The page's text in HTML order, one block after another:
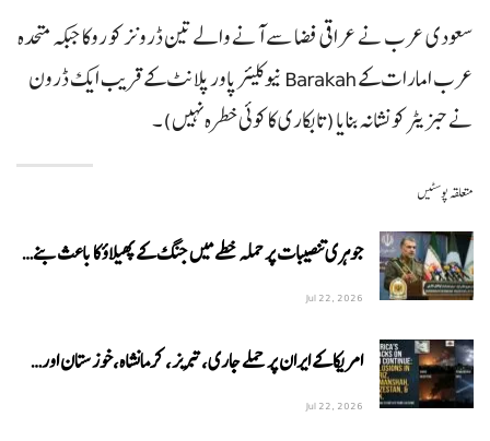
سعودی عرب نے عراقی فضا سے آنے والے تین ڈرونز کو روکا جبکہ متحدہ
عرب امارات کے Barakah نیوکلیئر پاور پلانٹ کے قریب ایک ڈرون
نے جنریٹر کو نشانہ بنایا (تابکاری کا کوئی خطرہ نہیں)۔
متعلقہ پوسٹیں
جوہری تنصیبات پر حملہ خطے میں جنگ کے پھیلاؤ کا باعث بنے…
Jul 22, 2026
امریکا کے ایران پر حملے جاری،تبریز، کرمانشاہ،خوزستان اور…
Jul 22, 2026